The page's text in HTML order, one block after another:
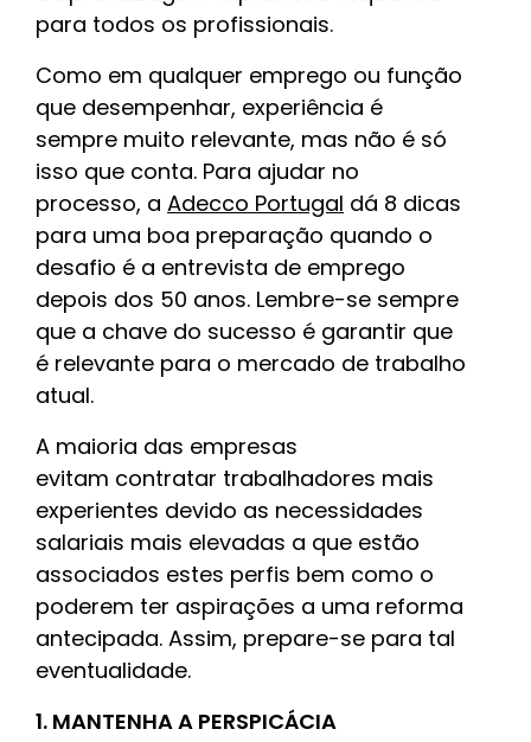
para todos os profissionais.
Como em qualquer emprego ou função
que desempenhar, experiência é
sempre muito relevante, mas não é só
isso que conta. Para ajudar no
processo, a Adecco Portugal dá 8 dicas
para uma boa preparação quando o
desafio é a entrevista de emprego
depois dos 50 anos. Lembre-se sempre
que a chave do sucesso é garantir que
é relevante para o mercado de trabalho
atual.
A maioria das empresas
evitam contratar trabalhadores mais
experientes devido as necessidades
salariais mais elevadas a que estão
associados estes perfis bem como o
poderem ter aspirações a uma reforma
antecipada. Assim, prepare-se para tal
eventualidade.
1. MANTENHA A PERSPICÁCIA